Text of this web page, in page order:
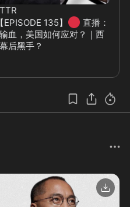
135】 🔴 直播：
血，美国如何应对？｜西
后黑手？